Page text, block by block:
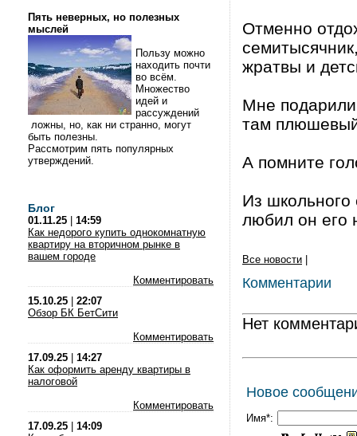
Пять неверных, но полезных
мыслей
Пользу можно
находить почти
во всём.
Множество
идей и
рассуждений
ложны, но, как ни странно, могут
быть полезны.
Рассмотрим пять популярных
утверждений.
Блог
01.11.25
14:59
Как недорого купить однокомнатную
квартиру на вторичном рынке в
вашем городе
Комментировать
15.10.25
22:07
Обзор БК БетСити
Комментировать
17.09.25
14:27
Как оформить аренду квартиры в
налоговой
Комментировать
17.09.25
14:09
Отменно
жратвы и
Мне
там
А помните
Из
любил он его
Все новости
Комментарии
Нет
Новое
Имя*: